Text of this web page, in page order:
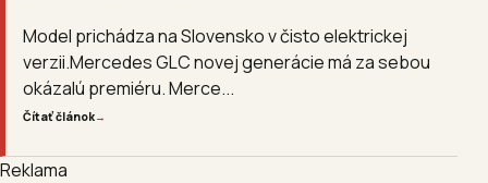
Model prichádza na Slovensko v čisto elektrickej
verzii.Mercedes GLC novej generácie má za sebou
okázalú premiéru. Merce...
Čítať článok→
Reklama